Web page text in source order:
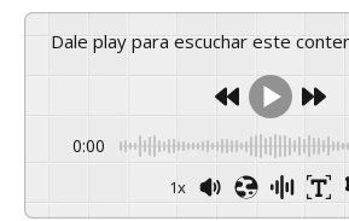
Dale play para escuchar este
0:00
1x